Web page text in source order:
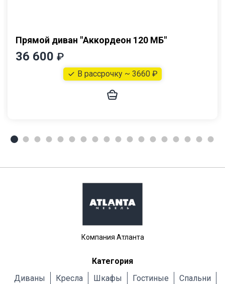
Прямой диван "Аккордеон 120 МБ"
36 600 ₽
В рассрочку ~ 3660 ₽
Компания Атланта
Категория
Диваны
Кресла Шкафы Гостиные
Cпальни